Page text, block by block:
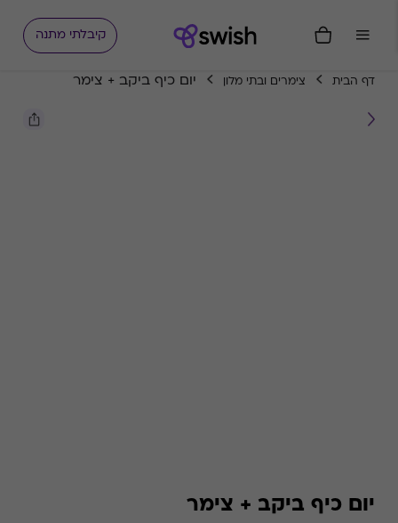
קיבלתי מתנה
דף הבית צימרים ובתי מלון יום כיף ביקב + צימר
יום כיף ביקב + צימר